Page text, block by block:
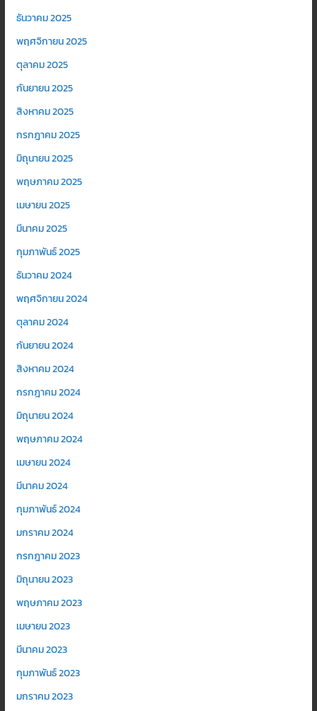
ธันวาคม 2025
พฤศจิกายน 2025
ตุลาคม 2025
กันยายน 2025
สิงหาคม 2025
กรกฎาคม 2025
มิถุนายน 2025
พฤษภาคม 2025
เมษายน 2025
มีนาคม 2025
กุมภาพันธ์ 2025
ธันวาคม 2024
พฤศจิกายน 2024
ตุลาคม 2024
กันยายน 2024
สิงหาคม 2024
กรกฎาคม 2024
มิถุนายน 2024
พฤษภาคม 2024
เมษายน 2024
มีนาคม 2024
กุมภาพันธ์ 2024
มกราคม 2024
กรกฎาคม 2023
มิถุนายน 2023
พฤษภาคม 2023
เมษายน 2023
มีนาคม 2023
กุมภาพันธ์ 2023
มกราคม 2023